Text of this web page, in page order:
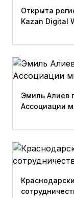
Открыта
Kazan Digital
Эмиль Алиев
Ассоциации